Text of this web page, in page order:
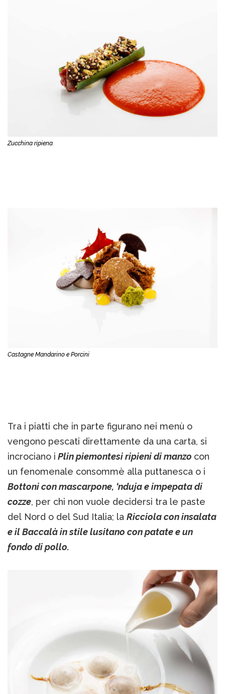
Zucchina ripiena
Castagne Mandarino e Porcini
Tra i piatti che in parte figurano nei menù o
vengono pescati direttamente da una carta, si
incrociano i Plin piemontesi ripieni di manzo con
un fenomenale consommè alla puttanesca o i
Bottoni con mascarpone, ‘nduja e impepata di
cozze, per chi non vuole decidersi tra le paste
del Nord o del Sud Italia; la Ricciola con insalata
e il Baccalà in stile lusitano con patate e un
fondo di pollo.